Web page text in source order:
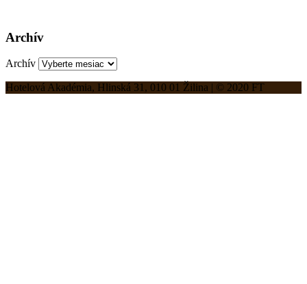
Archív
Archív
Hotelová Akadémia, Hlinská 31, 010 01 Žilina | © 2020 FT